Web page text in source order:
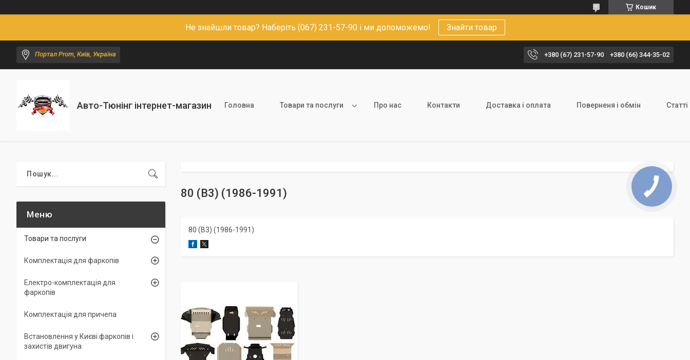
Кошик
Не знайшли товар? Наберіть (067) 231-57-90 і ми допоможемо! Знайти товар
Портал Prom, Київ, Україна +380 (67) 231-57-90 +380 (66) 344-35-02
Авто-Тюнінг інтернет-магазин Головна Товари та послуги Про нас Контакти Доставка і оплата Поверненя і обмін Статті
80 (B3) (1986-1991)
80 (B3) (1986-1991)
Товари та послуги
Комплектація для фаркопів
Електро-комплектація для
фаркопів
Комплектація для причепа
Встановлення у Києві фаркопів і
захистів двигуна